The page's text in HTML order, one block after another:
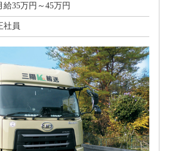
給35万円～45万円
社員